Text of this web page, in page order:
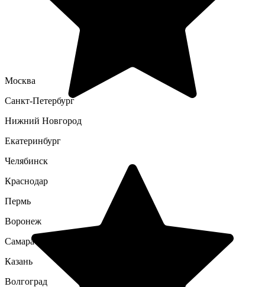
Москва
Санкт-Петербург
Нижний Новгород
Екатеринбург
Челябинск
Краснодар
Пермь
Воронеж
Самара
Казань
Волгоград